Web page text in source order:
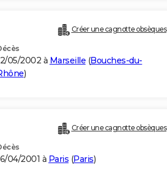
Créer une cagnotte obsèques
05/2002 à Marseille (Bouches-du-
)
Créer une cagnotte obsèques
04/2001 à Paris (Paris)